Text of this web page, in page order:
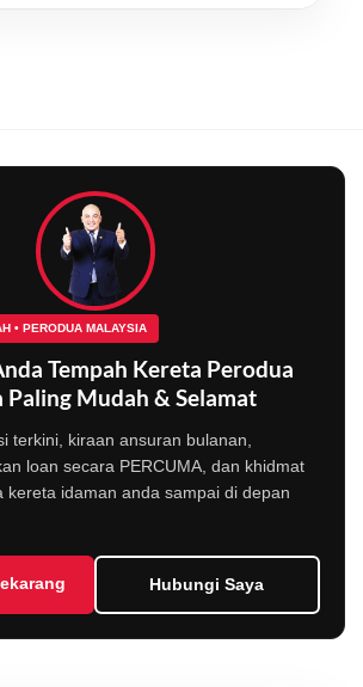
• PERODUA MALAYSIA
Tempah Kereta Perodua
Paling Mudah & Selamat
terkini, kiraan ansuran bulanan,
loan secara PERCUMA, dan khidmat
kereta idaman anda sampai di depan
Hubungi Saya